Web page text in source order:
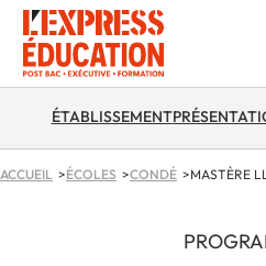
ÉTABLISSEMENT
ACCUEIL ÉCOLES CONDÉ MASTÈRE